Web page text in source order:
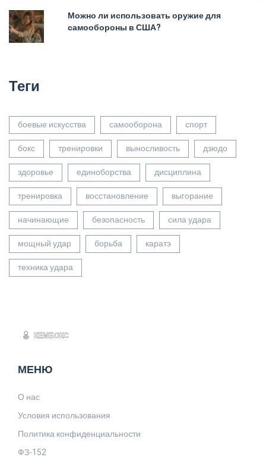
Можно ли использовать оружие для
самообороны в США?
Теги
боевые искусства самооборона
спорт
бокс
тренировки выносливость
дзюдо
здоровье
единоборства
дисциплина
тренировка
восстановление
выгорание
начинающие
безопасность
сила удара
мощный удар
борьба
каратэ
техника удара
МЕНЮ
О нас
Условия использования
Политика конфиденциальности
ФЗ-152